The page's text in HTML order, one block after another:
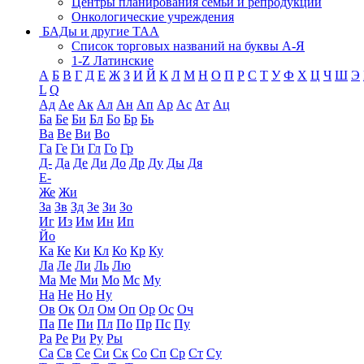
Онкологические учреждения
БАДы и другие ТАА
Список торговых названий на буквы А-Я
1-Z Латинские
А Б В Г Д Е Ж З И Й К Л М Н О П Р С Т У Ф Х Ц Ч Ш Э
L Q
Ад Ае Ак Ал Ан Ап Ар Ас Ат Ац
Ба Бе Би Бл Бо Бр Бь
Ва Ве Ви Во
Га Ге Ги Гл Го Гр
Д- Да Де Ди До Др Ду Ды Дя
Е-
Же Жи
За Зв Зд Зе Зи Зо
Иг Из Им Ин Ип
Йо
Ка Ке Ки Кл Ко Кр Ку
Ла Ле Ли Ль Лю
Ма Ме Ми Мо Мс Му
На Не Но Ну
Ов Ок Ол Ом Оп Ор Ос Оч
Па Пе Пи Пл По Пр Пс Пу
Ра Ре Ри Ру Ры
Са Св Се Си Ск Со Сп Ср Ст Су